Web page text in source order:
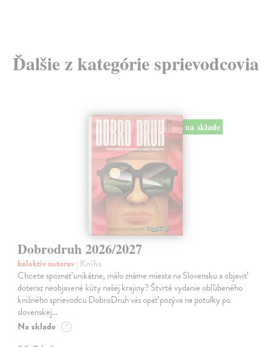
Ďalšie z kategórie sprievodcovia
na sklade
Dobrodruh 2026/2027
kolektív autorov| Kniha
Chcete spoznať unikátne, málo známe miesta na Slovensku a objaviť
doteraz neobjavené kúty našej krajiny? Štvrté vydanie obľúbeného
knižného sprievodcu DobroDruh vás opäť pozýva na potulky po
slovenskej…
Na sklade ?